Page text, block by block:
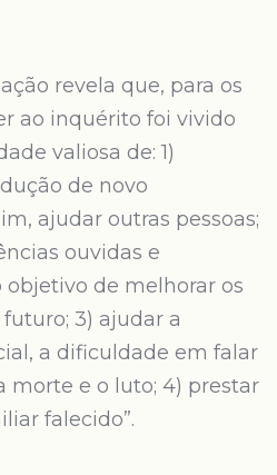
revela que, para os
ao inquérito foi vivido
valiosa de: 1)
de novo
ajudar outras pessoas;
ouvidas e
objetivo de melhorar os
3) ajudar a
a dificuldade em falar
morte e o luto; 4) prestar
falecido”.